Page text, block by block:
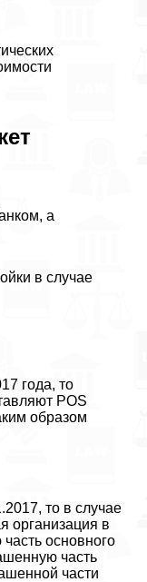
а
в случае
года, то
POS
образом
то в случае
организация в
основного
часть
части